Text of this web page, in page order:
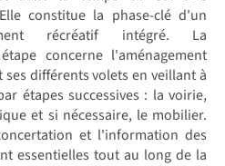
constitue la phase-clé d'un
récréatif intégré. La
concerne l'aménagement
ses différents volets en veillant à
étapes successives : la voirie,
et si nécessaire, le mobilier.
et l'information des
essentielles tout au long de la